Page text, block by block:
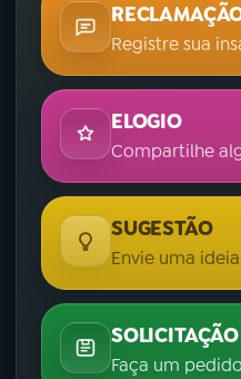
Registre sua
ELOGIO
Compartilhe
SUGESTÃO
Envie uma
SOLICITAÇÃO
Faça um